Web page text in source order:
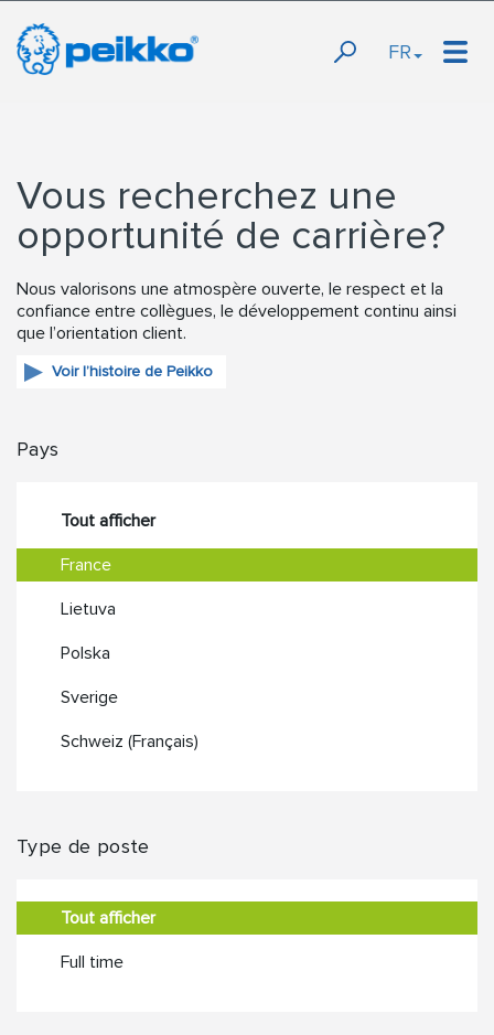
FR
Vous recherchez une
opportunité de carrière?
Nous valorisons une atmospère ouverte, le respect et la
confiance entre collègues, le développement continu ainsi
que l’orientation client.
Voir l’histoire de Peikko
Pays
Tout afficher
France
Lietuva
Polska
Sverige
Schweiz (Français)
Type de poste
Tout afficher
Full time